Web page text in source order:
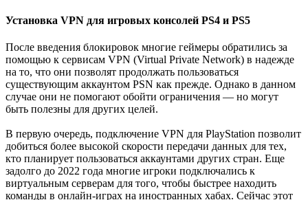
Установка VPN для игровых консолей PS4 и PS5
После введения блокировок многие геймеры обратились за
помощью к сервисам VPN (Virtual Private Network) в надежде
на то, что они позволят продолжать пользоваться
существующим аккаунтом PSN как прежде. Однако в данном
случае они не помогают обойти ограничения — но могут
быть полезны для других целей.
В первую очередь, подключение VPN для PlayStation позволит
добиться более высокой скорости передачи данных для тех,
кто планирует пользоваться аккаунтами других стран. Еще
задолго до 2022 года многие игроки подключались к
виртуальным серверам для того, чтобы быстрее находить
команды в онлайн-играх на иностранных хабах. Сейчас этот